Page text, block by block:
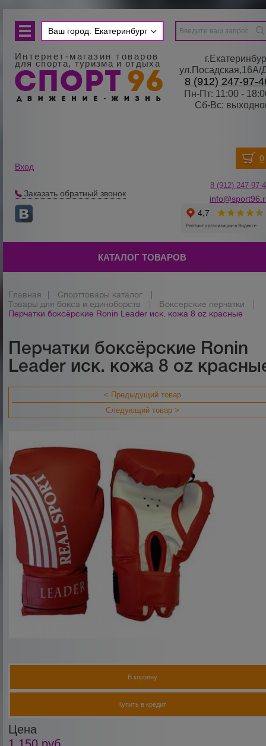
Ваш город: Екатеринбург
Интернет-магазин товаров
для спорта, туризма и отдыха
8 (912) 247-97-
Пн-Пт: 11:00 -
Сб-Вс:
Вход
Заказать обратный звонок
8 (912) 247-97-
КАТАЛОГ ТОВАРОВ
Главная Спорттовары каталог
Товары для бокса и единоборств
Боксерские перчатки
Перчатки боксёрские Ronin Leader иск. кожа 8 oz красные
Перчатки боксёрские Ronin
Leader иск. кожа 8 oz
< Предыдущий товар
Следующий товар >
Цена
В корзину
Купить в кредит